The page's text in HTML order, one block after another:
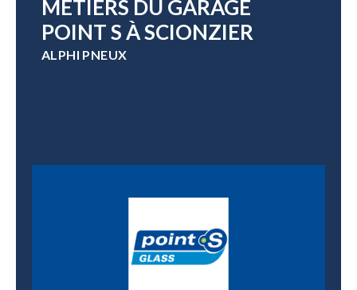
MÉTIERS DU GARAGE
POINT S À SCIONZIER
ALPHI PNEUX